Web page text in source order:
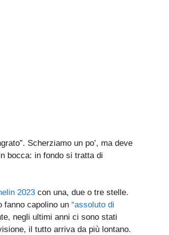
Scherziamo un po’, ma deve
bocca: in fondo si tratta di
2023 con una, due o tre stelle.
fanno capolino un“assoluto di
negli ultimi anni ci sono stati
il tutto arriva da più lontano.